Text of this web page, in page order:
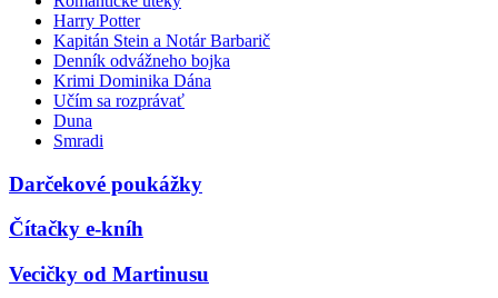
Harry Potter
Kapitán Stein a Notár Barbarič
Denník odvážneho bojka
Krimi Dominika Dána
Učím sa rozprávať
Duna
Smradi
Darčekové poukážky
Čítačky e-kníh
Vecičky od Martinusu